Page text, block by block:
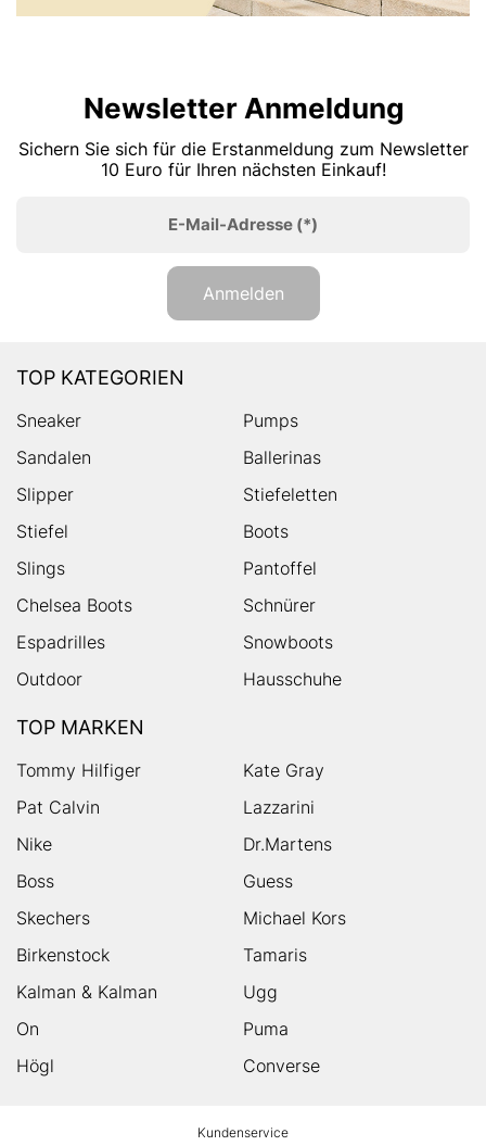
Newsletter Anmeldung
Sichern Sie sich für die Erstanmeldung zum Newsletter
10 Euro für Ihren nächsten Einkauf!
E-Mail-Adresse (*)
Anmelden
TOP KATEGORIEN
Sneaker
Pumps
Sandalen
Ballerinas
Slipper
Stiefeletten
Stiefel
Boots
Slings
Pantoffel
Chelsea Boots
Schnürer
Espadrilles
Snowboots
Outdoor
Hausschuhe
TOP MARKEN
Tommy Hilfiger
Kate Gray
Pat Calvin
Lazzarini
Nike
Dr.Martens
Boss
Guess
Skechers
Michael Kors
Birkenstock
Tamaris
Kalman & Kalman
Ugg
On
Puma
Högl
Converse
Kundenservice